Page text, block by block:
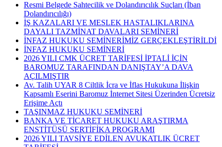
Resmi Belgede Sahtecilik ve Dolandırıcılık Suçları (İban
Dolandırıcılığı)
İŞ KAZALARI VE MESLEK HASTALIKLARINA
DAYALI TAZMİNAT DAVALARI SEMİNERİ
İNFAZ HUKUKU SEMİNERİMİZ GERÇEKLEŞTİRİLDİ
İNFAZ HUKUKU SEMİNERİ
2026 YILI CMK ÜCRET TARİFESİ İPTALİ İÇİN
BAROMUZ TARAFINDAN DANIŞTAY’A DAVA
AÇILMIŞTIR
Av. Talih UYAR 8 Ciltlik İcra ve İflas Hukukuna İlişkin
Kapsamlı Eserini Baromuz İnternet Sitesi Üzerinden Ücretsiz
Erişime Açtı
TAŞINMAZ HUKUKU SEMİNERİ
BANKA VE TİCARET HUKUKU ARAŞTIRMA
ENSTİTÜSÜ SERTİFİKA PROGRAMI
2026 YILI TAVSİYE EDİLEN AVUKATLIK ÜCRET